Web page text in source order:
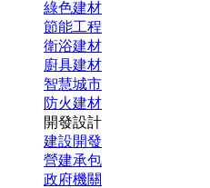
綠色建材
節能工程
衛浴建材
廚具建材
智慧城市
防火建材
開發設計
建設開發
營建承包
政府機關